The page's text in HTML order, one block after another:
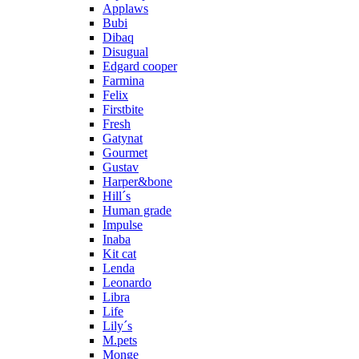
Applaws
Bubi
Dibaq
Disugual
Edgard cooper
Farmina
Felix
Firstbite
Fresh
Gatynat
Gourmet
Gustav
Harper&bone
Hill´s
Human grade
Impulse
Inaba
Kit cat
Lenda
Leonardo
Libra
Life
Lily´s
M.pets
Monge